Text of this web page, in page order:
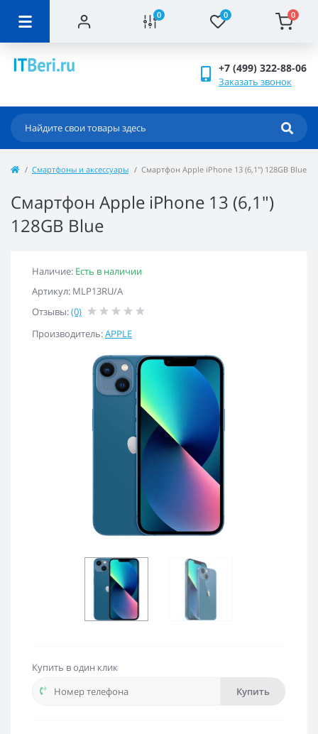
0 0 0
+7 (499) 322-88-06
Заказать звонок
Смартфоны и аксессуары Смартфон Apple iPhone 13 (6,1") 128GB Blue
Смартфон Apple iPhone 13 (6,1")
128GB Blue
Наличие: Есть в наличии
Артикул: MLP13RU/A
Отзывы:(0)
Производитель:APPLE
Купить в один клик
Купить